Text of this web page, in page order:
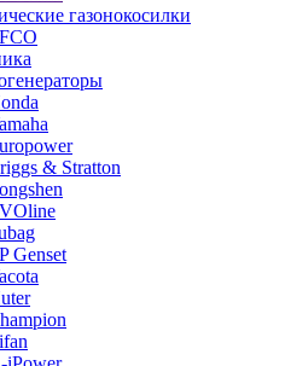
газонокосилки
& Stratton
Genset